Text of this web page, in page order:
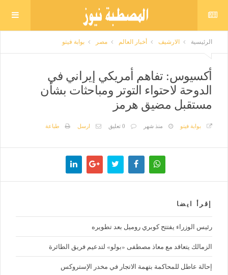
الرئيسية الارشيف أخبار العالم مصر بوابة فيتو
أكسيوس: تفاهم أمريكي إيراني في
الدوحة لاحتواء التوتر ومباحثات بشأن
مستقبل مضيق هرمز
بوابة فيتو منذ شهر 0 تعليق ارسل طباعة
إقرأ ايضا
رئيس الوزراء يفتتح كوبري روميل بعد تطويره
الزمالك يتعاقد مع معاذ مصطفى «بولو» لتدعيم فريق الطائرة
إحالة عاطل للمحاكمة بتهمة الاتجار في مخدر الإستروكس